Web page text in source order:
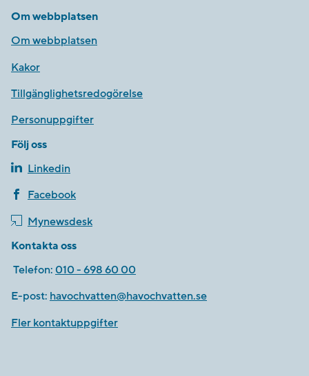
Om webbplatsen
Om webbplatsen
Kakor
Tillgänglighetsredogörelse
Personuppgifter
Följ oss
Linkedin
Facebook
Mynewsdesk
Kontakta oss
Telefon: 010 - 698 60 00
E-post: havochvatten@havochvatten.se
Fler kontaktuppgifter